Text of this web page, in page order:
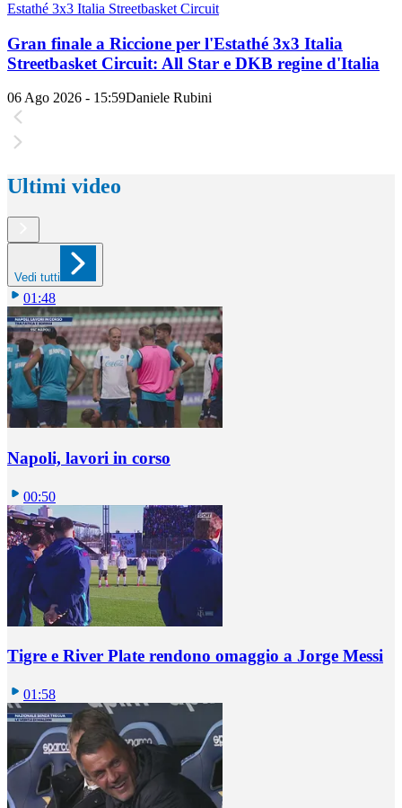
Estathé 3x3 Italia Streetbasket Circuit
Gran finale a Riccione per l'Estathé 3x3 Italia
Streetbasket Circuit: All Star e DKB regine d'Italia
06 Ago 2026 - 15:59Daniele Rubini
Ultimi video
Vedi tutti
01:48
Napoli, lavori in corso
00:50
Tigre e River Plate rendono omaggio a Jorge Messi
01:58